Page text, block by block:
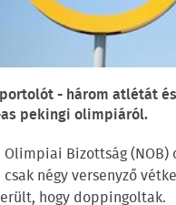
- három atlétát
pekingi olimpiáról.
Olimpiai Bizottság
négy versenyző
hogy doppingoltak.